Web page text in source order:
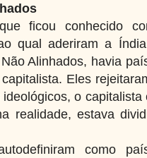
ficou conhecido
qual aderiram a
Alinhados, havia
Eles
o capitalista
realidade, estava
como